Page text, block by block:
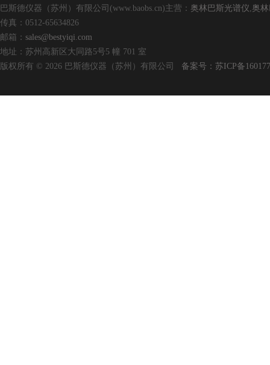
巴斯德仪器（苏州）有限公司(www.baobs.cn)主营： 奥林巴斯光谱仪,奥
传真：0512-65634826
邮箱： sales@bestyiqi.com
地址：苏州高新区大同路5号5 幢 701 室
版权所有 © 2026 巴斯德仪器（苏州）有限公司 备案号：苏ICP备